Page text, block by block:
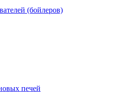
(бойлеров)
печей